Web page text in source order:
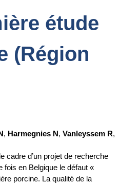
étude
(Région
, Harmegnies N, Vanleyssem R,
cadre d’un projet de recherche
fois en Belgique le défaut «
porcine. La qualité de la